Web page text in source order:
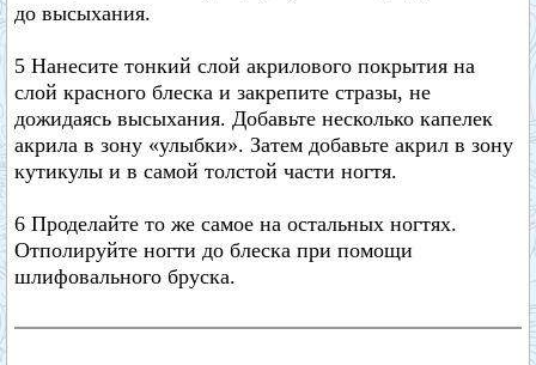
до высыхания.
5 Нанесите тонкий слой акрилового покрытия на
слой красного блеска и закрепите стразы, не
дожидаясь высыхания. Добавьте несколько капелек
акрила в зону «улыбки». Затем добавьте акрил в зону
кутикулы и в самой толстой части ногтя.
6 Проделайте то же самое на остальных ногтях.
Отполируйте ногти до блеска при помощи
шлифовального бруска.